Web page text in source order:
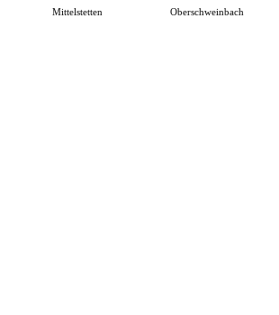
Mittelstetten Oberschweinbach